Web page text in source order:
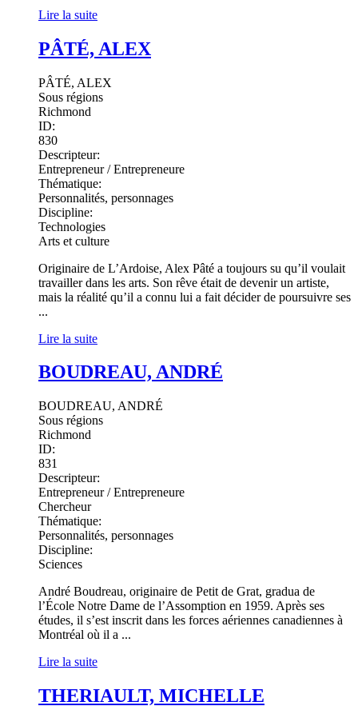
Lire la suite
PÂTÉ, ALEX
PÂTÉ, ALEX
Sous régions
Richmond
ID:
830
Descripteur:
Entrepreneur / Entrepreneure
Thématique:
Personnalités, personnages
Discipline:
Technologies
Arts et culture
Originaire de L’Ardoise, Alex Pâté a toujours su qu’il voulait
travailler dans les arts. Son rêve était de devenir un artiste,
mais la réalité qu’il a connu lui a fait décider de poursuivre ses
...
Lire la suite
BOUDREAU, ANDRÉ
BOUDREAU, ANDRÉ
Sous régions
Richmond
ID:
831
Descripteur:
Entrepreneur / Entrepreneure
Chercheur
Thématique:
Personnalités, personnages
Discipline:
Sciences
André Boudreau, originaire de Petit de Grat, gradua de
l’École Notre Dame de l’Assomption en 1959. Après ses
études, il s’est inscrit dans les forces aériennes canadiennes à
Montréal où il a ...
Lire la suite
THERIAULT, MICHELLE